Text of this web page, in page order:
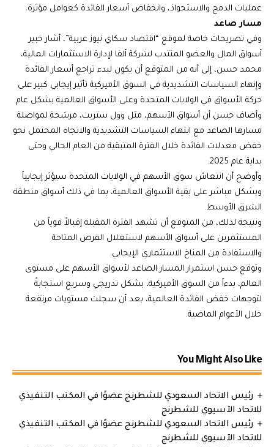
عمليات الدمج والاستحواذ، وانخفاض أسعار الفائدة كعوامل مؤثرة.
مسار صاعد
وفي تصريحات خاصة لموقع “اقتصاد سكاي نيوز عربية”، أشار خبير
أسواق المال والعضو المنتدب لشركة ألفا لإدارة الاستثمارات المالية،
محمد حسن، إلى أنه من المتوقع أن يكون لبدء تراجع أسعار الفائدة
وإنهاء السياسات التشديدية في السوق الأميركية تأثير إيجابي كبير على
حركة الأسواق في الولايات المتحدة وعلى الأسواق العالمية بشكل عام.
وأضاف حسن أن أسواق الأسهم، مثل وول ستريت، مرشحة لمواصلة
مسارها الصاعد مع انتهاء السياسات التشديدية والاتجاه المحتمل نحو
خفض معدلات الفائدة خلال الفترة المتبقية من العام الحالي وحتى
بداية عام 2025.
وأوضح أن انتعاش سوق الأسهم في الولايات المتحدة سيؤثر إيجابياً
وبشكل مباشر على بقية الأسواق العالمية، بما في ذلك أسواق منطقة
الشرق الأوسط.
ونتيجة لذلك، من المتوقع أن تشهد الفترة المقبلة إقبالاً قوياً من
المستثمرين على أسواق الأسهم لاستغلال الفرص المتاحة
والاستفادة من المناخ الاستثماري الإيجابي.
وتوقع حسن استمرار المسار الصاعد لأسواق الأسهم على مستوى
العالم، بدءاً من السوق الأميركية، بشكل تدريجي وسريع استجابةً
لتوجهات خفض الفائدة العالمية، بعد أن سجلت مستويات مرتفعة
خلال الأعوام الماضية.
You Might Also Like
رئيس الاتحاد السعودي للشطرنج عضوًا في المكتب التنفيذي
للاتحاد الآسيوي للشطرنج
رئيس الاتحاد السعودي للشطرنج عضوًا في المكتب التنفيذي
للاتحاد الآسيوي للشطرنج